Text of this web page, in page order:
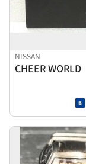
NISSAN
CHEER WORLD